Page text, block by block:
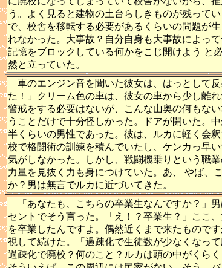
う。よく見ると建物の土台らしきものが残って
で、校舎を移転する必要があるくらいの問題が
れなかった。大事故？自分自身も大事故によっ
記憶をブロックしている何かをこじ開けよう と
然と立っていた。
車のエンジン音を聞いた彼女は、はっとして
た！」クリーム色の車は、彼女の車から少し離
警戒をする必要はないが、こんな山奥の何もな
うことだけで十分怪しかった。ドアが開いた。
半くらいの男性であった。彼は、ルカに軽く会
校で格闘術の訓練を積んでいたし、ケンカっ早
気がしなかった。しかし、戦闘機乗りという職
力量を見抜く力も身につけていた。あ、 やば、
か？男は無言でルカに近づいてきた。
「あなたも、こちらの卒業生なんですか？」
セントでそう言った。「え！？卒業生？」ここ
を卒業したんですよ。偶然近くまで来たもので
視して続けた。「過疎化で生徒数が少なくなっ
過疎化で廃校？何のこと？ルカは頭の中がくら